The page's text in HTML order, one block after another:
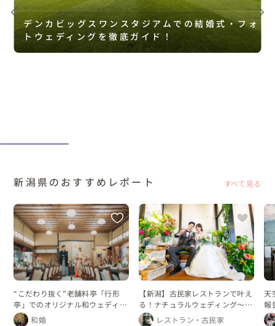
デンカビッグスワンスタジアムでの結婚式・フォ
トウェディングを徹底ガイド！
新潟県のおすすめレポート すべて見る
“こだわり抜く”老舗料亭「行形
亭」でのオリジナル和ウェディン
グ【新潟市】
和婚
【新潟】古民家レストランで叶え
る！ナチュラルウェディング～春
の散歩道～レストラン・古民家
天
報